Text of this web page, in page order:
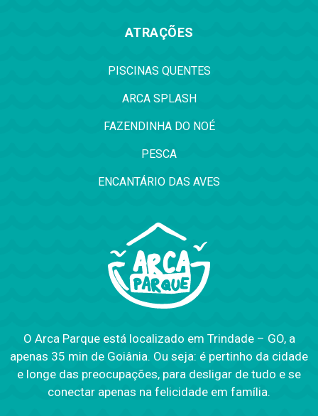
O Arca Parque está localizado em Trindade – GO, a
apenas 35 min de Goiânia. Ou seja: é pertinho da cidade
e longe das preocupações, para desligar de tudo e se
conectar apenas na felicidade em família.
ATRAÇÕES
PISCINAS QUENTES
ARCA SPLASH
FAZENDINHA DO NOÉ
PESCA
ENCANTÁRIO DAS AVES